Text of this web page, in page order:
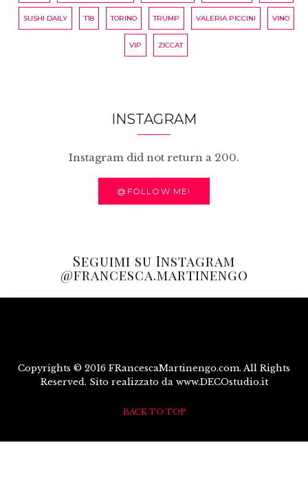
SUSHI DAILY T18 TORINO TRUMP VALERIA PICCINI VINO
VIP ZICCAT
INSTAGRAM
Instagram did not return a 200.
@FOLLOW ME!
Seguimi su Instagram
@francesca.martinengo
Copyrights © 2016 FRancescaMartinengo.com. All Rights
Reserved. Sito realizzato da www.DECOstudio.it
BACK TO TOP